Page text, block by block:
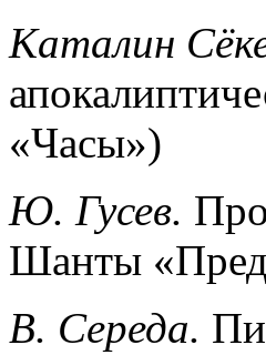
Каталин
«Часы»)
Ю. Гусев.
Шанты
В. Середа.